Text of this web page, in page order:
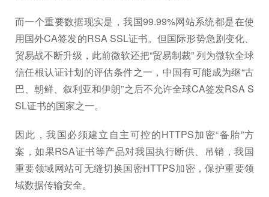
而一个重要数据现实是，我国99.99%网站系统都是在使
用国外CA签发的RSA SSL证书。但国际形势急剧变化、
贸易战不断升级，此前微软还把“贸易制裁” 列为微软全球
信任根认证计划的评估条件之一，中国有可能成为继“古
巴、朝鲜、叙利亚和伊朗”之后不允许全球CA签发RSA S
SL证书的国家之一。
因此，我国必须建立自主可控的HTTPS加密“备胎”方
案，如果RSA证书等产品对我国执行断供、吊销，我国
重要领域网站可无缝切换国密HTTPS加密，保护重要领
域数据传输安全。